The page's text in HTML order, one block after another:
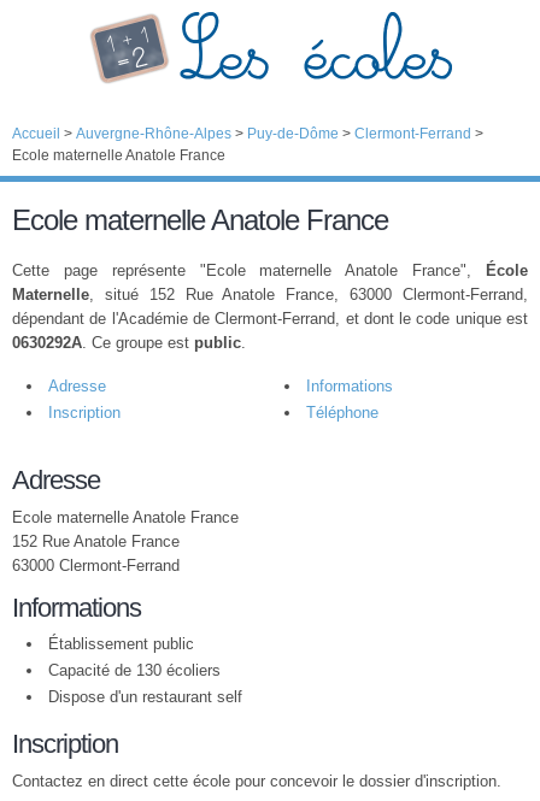
Accueil > Auvergne-Rhône-Alpes > Puy-de-Dôme > Clermont-Ferrand >
Ecole maternelle Anatole France
Ecole maternelle Anatole France
Cette page représente "Ecole maternelle Anatole France",
École
Maternelle, situé 152 Rue Anatole France, 63000 Clermont-Ferrand,
dépendant de l'Académie de Clermont-Ferrand, et dont le code unique est
0630292A. Ce groupe est public.
Adresse
Informations
Inscription
Téléphone
Adresse
Ecole maternelle Anatole France
152 Rue Anatole France
63000 Clermont-Ferrand
Informations
Établissement public
Capacité de 130 écoliers
Dispose d'un restaurant self
Inscription
Contactez en direct cette école pour concevoir le dossier d'inscription.